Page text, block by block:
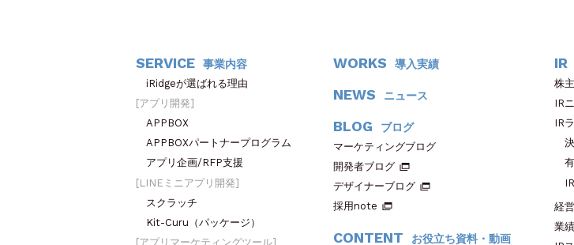
SERVICE 事業内容
iRidgeが選ばれる理由
アプリ開発
APPBOX
APPBOXパートナープログラム
アプリ企画/RFP支援
LINEミニアプリ開発
スクラッチ
Kit-Curu（パッケージ）
アプリマーケティングツール
WORKS 導入実績
NEWS ニュース
BLOG ブログ
マーケティングブログ
開発者ブログ
デザイナーブログ
採用note
CONTENT お役立ち資料・動画
IR
株
IR
IR
経
業